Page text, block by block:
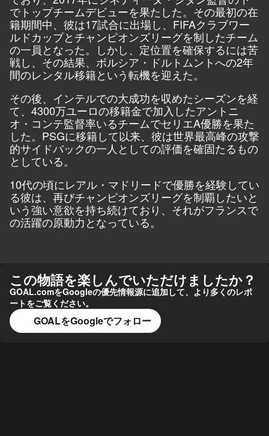
でトップチームデビューを果たした。その最初の在
籍期間中、彼は17試合に出場し、FIFAクラブワー
ルドカップとチャンピオンズリーグを制したチーム
の一員となった。しかし、定位置を確保するには苦
戦し、その結果、ボルシア・ドルトムントへの2年
間のレンタル移籍という転機を迎えた。
その後、インテルでの大成功を収めたシーズンを経
て、4300万ユーロの移籍金で加入したアントニ
オ・コンテ監督率いるチームでセリエA優勝を果た
した。PSGに移籍して以来、彼は世界最高峰の攻撃
的サイドバックの一人としての評価を確固たるもの
としている。
10代の頃にレアル・マドリードで優勝を経験してい
る彼は、再びチャンピオンズリーグを制覇したいと
いう強い意欲を持ち続けており、それがフランスで
の活躍の原動力となっている。
この物語を楽しんでいただけましたか？
GOAL.comをGoogleの優先情報源に追加して、より多くのレポ
ートをご覧ください。
GOALをGoogleでフォロー